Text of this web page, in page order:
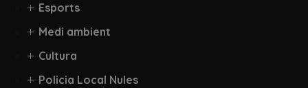
Esports
Medi ambient
Cultura
Policia Local Nules